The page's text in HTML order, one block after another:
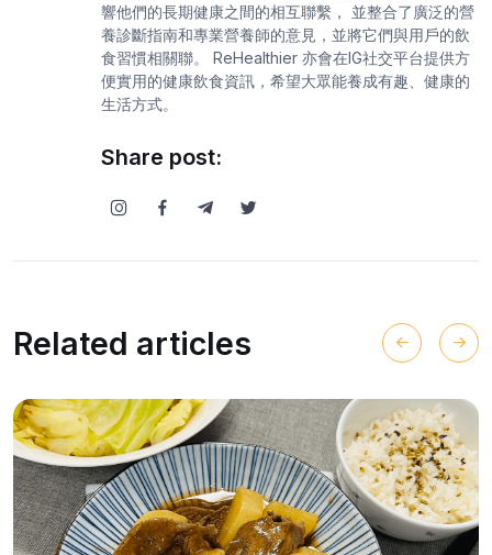
響他們的長期健康之間的相互聯繫， 並整合了廣泛的營
養診斷指南和專業營養師的意見，並將它們與用戶的飲
食習慣相關聯。 ReHealthier 亦會在IG社交平台提供方
便實用的健康飲食資訊，希望大眾能養成有趣、健康的
生活方式。
Share post:
Related articles